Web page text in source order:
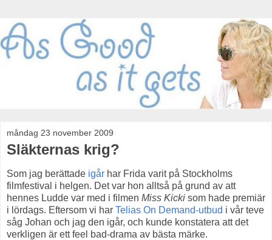
måndag 23 november 2009
Släkternas krig?
Som jag berättade igår har Frida varit på Stockholms
filmfestival i helgen. Det var hon alltså på grund av att
hennes Ludde var med i filmen Miss Kicki som hade premiär
i lördags. Eftersom vi har Telias On Demand-utbud i vår teve
såg Johan och jag den igår, och kunde konstatera att det
verkligen är ett feel bad-drama av bästa märke.